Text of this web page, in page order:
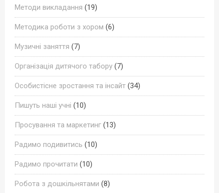
Методи викладання (19)
Методика роботи з хором (6)
Музичні заняття (7)
Організація дитячого табору (7)
Особистісне зростання та інсайт (34)
Пишуть наші учні (10)
Просування та маркетинг (13)
Радимо подивитись (10)
Радимо прочитати (10)
Робота з дошкільнятами (8)